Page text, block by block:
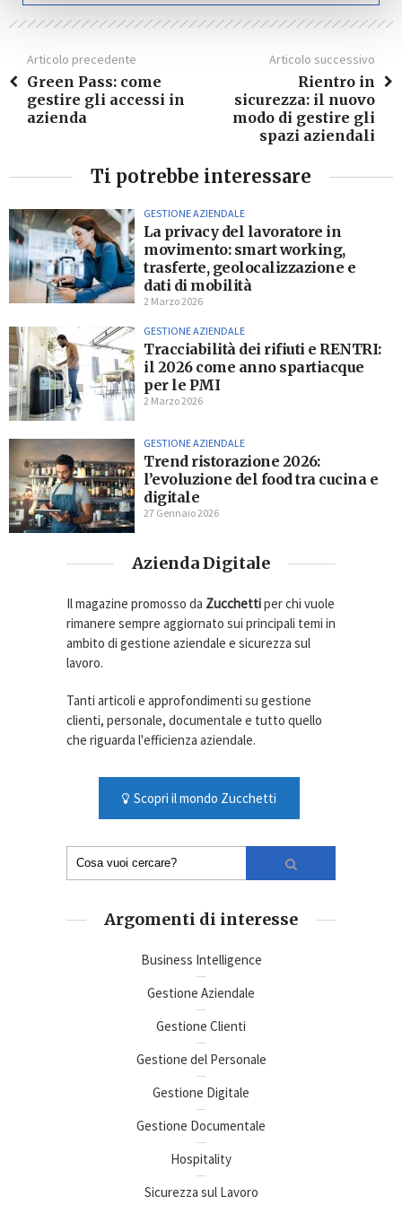
Articolo precedente
Green Pass: come
gestire gli accessi in
azienda
Articolo successivo
Rientro in
sicurezza: il nuovo
modo di gestire gli
spazi aziendali
Ti potrebbe interessare
GESTIONE AZIENDALE
La privacy del lavoratore in
movimento: smart working,
trasferte, geolocalizzazione e
dati di mobilità
2 Marzo 2026
GESTIONE AZIENDALE
Tracciabilità dei rifiuti e RENTRI:
il 2026 come anno spartiacque
per le PMI
2 Marzo 2026
GESTIONE AZIENDALE
Trend ristorazione 2026:
l’evoluzione del food tra cucina e
digitale
27 Gennaio 2026
Azienda Digitale
Il magazine promosso da Zucchettiper chi vuole
rimanere sempre aggiornato sui principali temi in
ambito di gestione aziendale e sicurezza sul
lavoro.
Tanti articoli e approfondimenti su gestione
clienti, personale, documentale e tutto quello
che riguarda l'efficienza aziendale.
Scopri il mondo Zucchetti
Argomenti di interesse
Business Intelligence
Gestione Aziendale
Gestione Clienti
Gestione del Personale
Gestione Digitale
Gestione Documentale
Hospitality
Sicurezza sul Lavoro